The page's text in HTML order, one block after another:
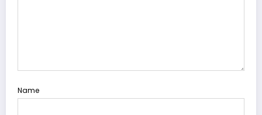
Name